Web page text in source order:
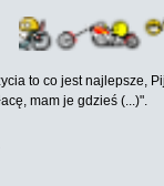
to co jest najlepsze,
mam je gdzieś (...)".